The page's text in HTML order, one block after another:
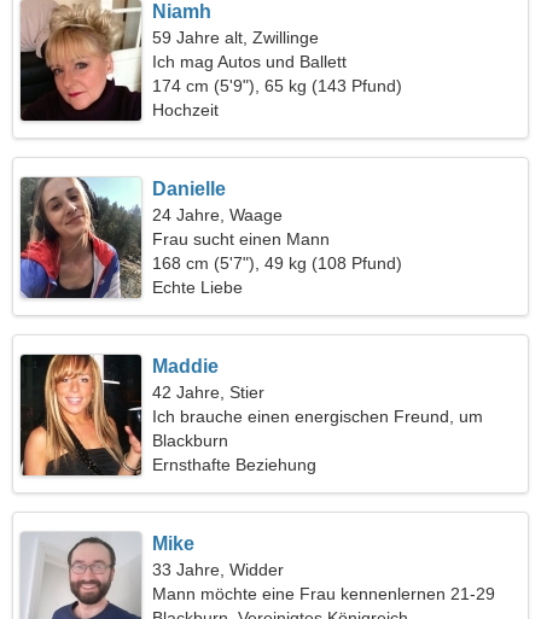
Niamh
59 Jahre alt, Zwillinge
Ich mag Autos und Ballett
174 cm (5'9"), 65 kg (143 Pfund)
Hochzeit
Danielle
24 Jahre, Waage
Frau sucht einen Mann
168 cm (5'7"), 49 kg (108 Pfund)
Echte Liebe
Maddie
42 Jahre, Stier
Ich brauche einen energischen Freund, um
zusammen zu reisen
Blackburn
Ernsthafte Beziehung
Mike
33 Jahre, Widder
Mann möchte eine Frau kennenlernen 21-29